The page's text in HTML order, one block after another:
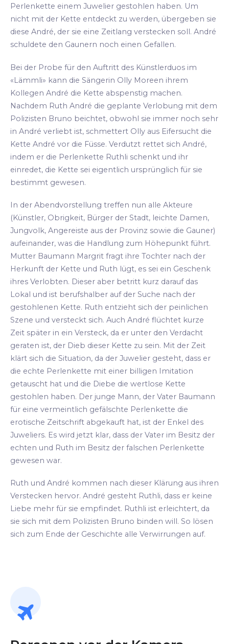
Perlenkette einem Juwelier gestohlen haben. Um
nicht mit der Kette entdeckt zu werden, übergeben sie
diese André, der sie eine Zeitlang verstecken soll. André
schuldete den Gaunern noch einen Gefallen.
Bei der Probe für den Auftritt des Künstlerduos im
«Lämmli» kann die Sängerin Olly Moreen ihrem
Kollegen André die Kette abspenstig machen.
Nachdem Ruth André die geplante Verlobung mit dem
Polizisten Bruno beichtet, obwohl sie immer noch sehr
in André verliebt ist, schmettert Olly aus Eifersucht die
Kette André vor die Füsse. Verdutzt rettet sich André,
indem er die Perlenkette Ruthli schenkt und ihr
einredet, die Kette sei eigentlich ursprünglich für sie
bestimmt gewesen.
In der Abendvorstellung treffen nun alle Akteure
(Künstler, Obrigkeit, Bürger der Stadt, leichte Damen,
Jungvolk, Angereiste aus der Provinz sowie die Gauner)
aufeinander, was die Handlung zum Höhepunkt führt.
Mutter Baumann Margrit fragt ihre Tochter nach der
Herkunft der Kette und Ruth lügt, es sei ein Geschenk
ihres Verlobten. Dieser aber betritt kurz darauf das
Lokal und ist berufshalber auf der Suche nach der
gestohlenen Kette. Ruth entzieht sich der peinlichen
Szene und versteckt sich. Auch André flüchtet kurze
Zeit später in ein Versteck, da er unter den Verdacht
geraten ist, der Dieb dieser Kette zu sein. Mit der Zeit
klärt sich die Situation, da der Juwelier gesteht, dass er
die echte Perlenkette mit einer billigen Imitation
getauscht hat und die Diebe die wertlose Kette
gestohlen haben. Der junge Mann, der Vater Baumann
für eine vermeintlich gefälschte Perlenkette die
erotische Zeitschrift abgekauft hat, ist der Enkel des
Juweliers. Es wird jetzt klar, dass der Vater im Besitz der
echten und Ruth im Besitz der falschen Perlenkette
gewesen war.
Ruth und André kommen nach dieser Klärung aus ihren
Verstecken hervor. André gesteht Ruthli, dass er keine
Liebe mehr für sie empfindet. Ruthli ist erleichtert, da
sie sich mit dem Polizisten Bruno binden will. So lösen
sich zum Ende der Geschichte alle Verwirrungen auf.